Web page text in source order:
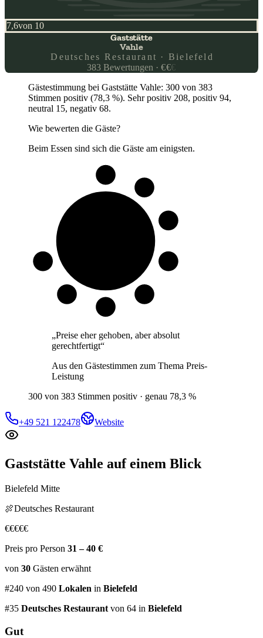
7,6von 10
Gaststätte
Vahle
Deutsches Restaurant · Bielefeld
383 Bewertungen ·€€€
Gästestimmung bei Gaststätte Vahle: 300 von 383
Stimmen positiv (78,3 %). Sehr positiv 208, positiv 94,
neutral 15, negativ 68.
Wie bewerten die Gäste?
Beim Essen sind sich die Gäste am einigsten.
„Preise eher gehoben, aber absolut
gerechtfertigt“
Aus den Gästestimmen zum Thema Preis-
Leistung
300 von 383 Stimmen positiv · genau 78,3 %
+49 521 122478 Website
Gaststätte Vahle auf einem Blick
Bielefeld Mitte
🍖Deutsches Restaurant
€€€€€
Preis pro Person 31 – 40 €
von 30 Gästen erwähnt
#240 von 490 Lokalen in Bielefeld
#35 Deutsches Restaurant von 64 in Bielefeld
Gut